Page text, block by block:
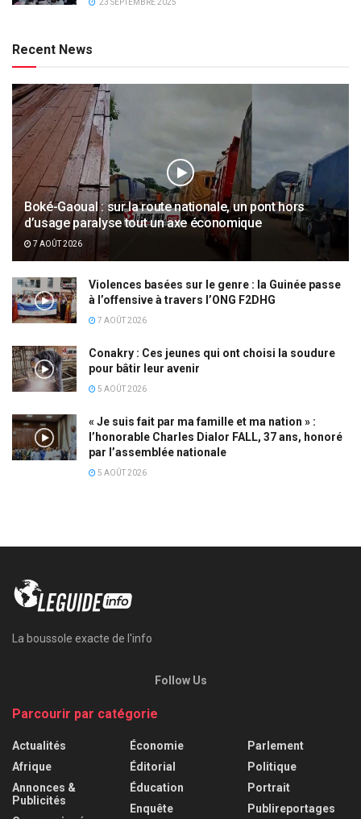
23 SEPTEMBRE 2025
Recent News
Boké-Gaoual : sur la route nationale, un pont hors
d’usage paralyse tout un axe économique
7 AOÛT 2026
Violences basées sur le genre : la Guinée passe
à l’offensive à travers l’ONG F2DHG
7 AOÛT 2026
Conakry : Ces jeunes qui ont choisi la soudure
pour bâtir leur avenir
5 AOÛT 2026
« Je suis fait par ma famille et ma nation » :
l’honorable Charles Dialor FALL, 37 ans, honoré
par l’assemblée nationale
5 AOÛT 2026
La boussole exacte de l'info
Follow Us
Parcourir par catégorie
Actualités
Afrique
Annonces &
Publicités
Économie
Éditorial
Éducation
Enquête
Parlement
Politique
Portrait
Publireportages